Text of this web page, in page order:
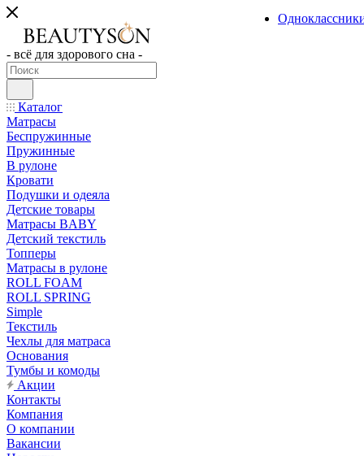
- всё для здорового сна -
Каталог
Матрасы
Беспружинные
Пружинные
В рулоне
Кровати
Подушки и одеяла
Детские товары
Матрасы BABY
Детский текстиль
Топперы
Матрасы в рулоне
ROLL FOAM
ROLL SPRING
Simple
Текстиль
Чехлы для матраса
Основания
Тумбы и комоды
Акции
Контакты
Компания
О компании
Вакансии